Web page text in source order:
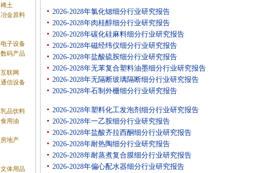
稀土
冶金原料
电子设备
数码产品
互联网
通信设备
乳品饮料
食用油
房地产
文体用品
2026-2028年氯化锶细分行业研究报告
2026-2028年肉桂醇细分行业研究报告
2026-2028年碳化硅麻料细分行业研究报告
2026-2028年磁经纬仪细分行业研究报告
2026-2028年盐酸硫胺细分行业研究报告
2026-2028年无苯复合塑料油墨细分行业研究报告
2026-2028年无隔断玻璃隔断细分行业研究报告
2026-2028年石制外栅细分行业研究报告
2026-2028年塑料化工发泡剂细分行业研究报告
2026-2028年一乙胺细分行业研究报告
2026-2028年盐酸齐拉西酮细分行业研究报告
2026-2028年耐热陶细分行业研究报告
2026-2028年耐蒸煮复合膜细分行业研究报告
2026-2028年偏心配水器细分行业研究报告